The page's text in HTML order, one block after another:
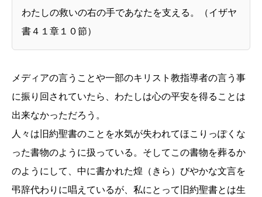
わたしの救いの右の手であなたを支える。（イザヤ
書４１章１０節）
メディアの言うことや一部のキリスト教指導者の言う事
に振り回されていたら、わたしは心の平安を得ることは
出来なかっただろう。
人々は旧約聖書のことを水気が失われてほこりっぽくな
った書物のように扱っている。そしてこの書物を葬るか
のようにして、中に書かれた煌（きら）びやかな文言を
弔辞代わりに唱えているが、私にとって旧約聖書とは生